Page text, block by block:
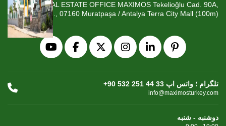
ANTALYA REAL ESTATE OFFICE MAXIMOS Tekelioğlu Cad. 90A,
Fener Mah., 07160 Muratpaşa / Antalya Terra City Mall (100m)
+90 532 251 44 33 تلگرام ؛ واتس اپ
info@maximosturkey.com
دوشنبه - شنبه